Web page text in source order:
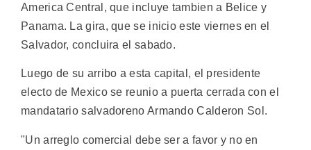
America Central, que incluye tambien a Belice y
Panama. La gira, que se inicio este viernes en el
Salvador, concluira el sabado.
Luego de su arribo a esta capital, el presidente
electo de Mexico se reunio a puerta cerrada con el
mandatario salvadoreno Armando Calderon Sol.
"Un arreglo comercial debe ser a favor y no en